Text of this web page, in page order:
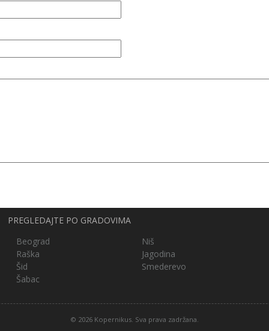
PREGLEDAJTE PO GRADOVIMA
Beograd
Niš
Raška
Jagodina
Šid
Smederevo
Šabac
© 2026 Kopernikus. Sva prava zadržana.